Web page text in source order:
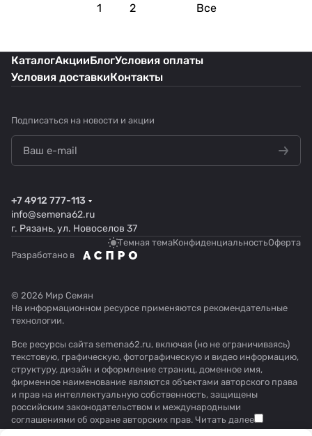
1 2 Все
КаталогАкцииБлогУсловия оплаты
Условия доставкиКонтакты
Подписаться на новости и акции
+7 4912 777-113
info@semena62.ru
г. Рязань, ул. Новоселов 37
Темная темаКонфиденциальностьОферта
Разработано в
© 2026 Мир Семян
На информационном ресурсе применяются рекомендательные
технологии.
Все ресурсы сайта semena62.ru, включая (но не ограничиваясь)
текстовую, графическую, фотографическую и видео информацию,
структуру, дизайн и оформление страниц, доменное имя,
фирменное наименование являются объектами авторского права
и прав на интеллектуальную собственность, защищены
российским законодательством и международными
соглашениями об охране авторских прав. Читать далее